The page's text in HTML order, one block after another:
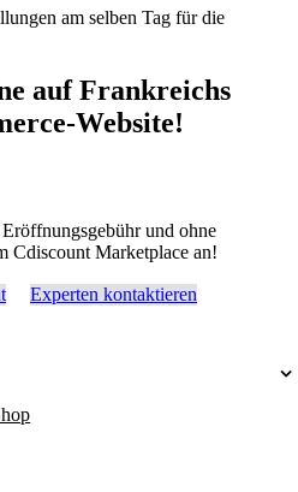
am selben Tag für die
auf Frankreichs
Website!
und ohne
Cdiscount Marketplace an!
Experten kontaktieren